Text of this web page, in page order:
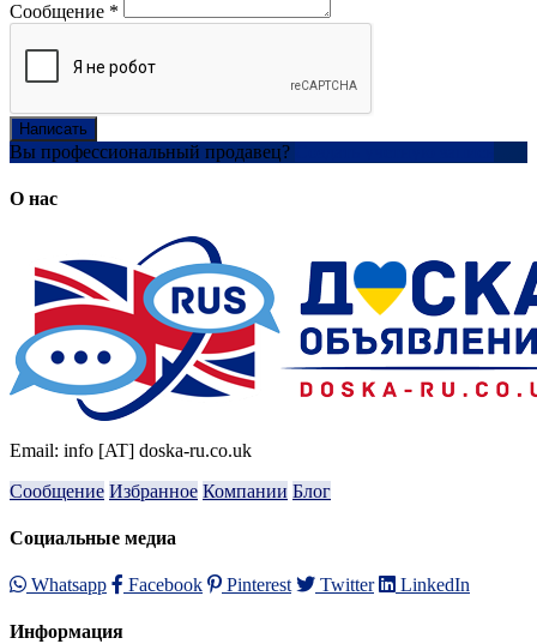
Сообщение *
Написать
Вы профессиональный продавец?
О нас
Email: info [AT] doska-ru.co.uk
Сообщение Избранное Компании Блог
Социальные медиа
Whatsapp Facebook Pinterest Twitter LinkedIn
Информация